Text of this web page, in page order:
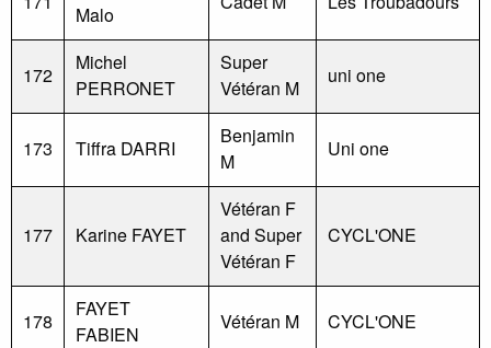
Malo
172
Michel
PERRONET
Super
Vétéran M
uni one
173 Tiffra DARRI
Benjamin
M
Uni one
177 Karine FAYET
Vétéran F
and Super
Vétéran F
CYCL'ONE
178
FAYET
FABIEN
Vétéran M CYCL'ONE